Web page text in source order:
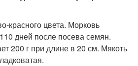
красного цвета. Морковь
дней после посева семян.
200 г при длине в 20 см. Мякоть